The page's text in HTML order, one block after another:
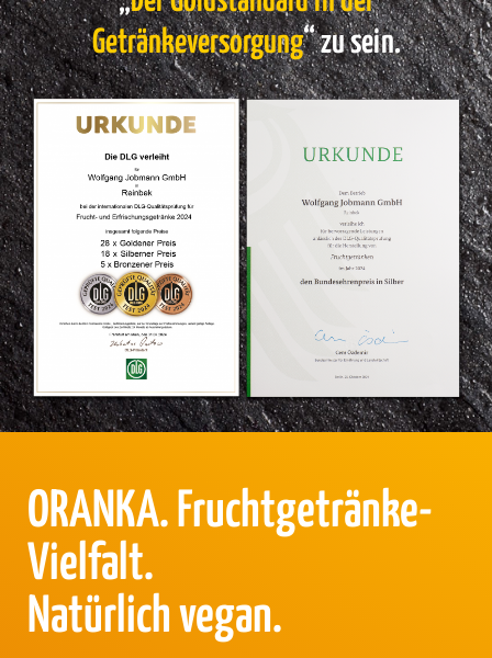
Getränkeversorgung“ zu sein.
ORANKA. Fruchtgetränke-
Vielfalt.
Natürlich vegan.